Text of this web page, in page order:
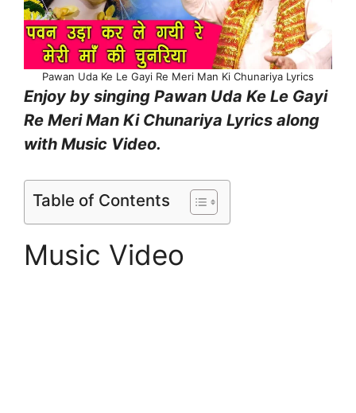
Pawan Uda Ke Le Gayi Re Meri Man Ki Chunariya Lyrics
Enjoy by singing Pawan Uda Ke Le Gayi
Re Meri Man Ki Chunariya Lyrics along
with Music Video.
Table of Contents
Music Video